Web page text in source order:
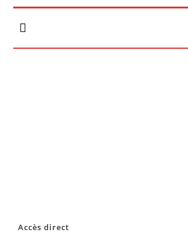
Accès direct